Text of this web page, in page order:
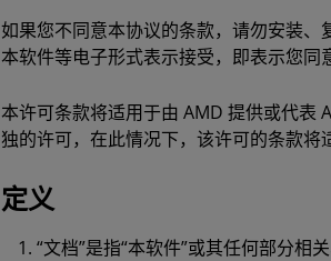
如果您不同意本协议的条款，请勿安装、
本软件等电子形式表示接受，即表示您
本许可条款将适用于由 AMD 提供或代表
独的许可，在此情况下，该许可的条
定义
“文档”是指“本软件”或其任何部分相